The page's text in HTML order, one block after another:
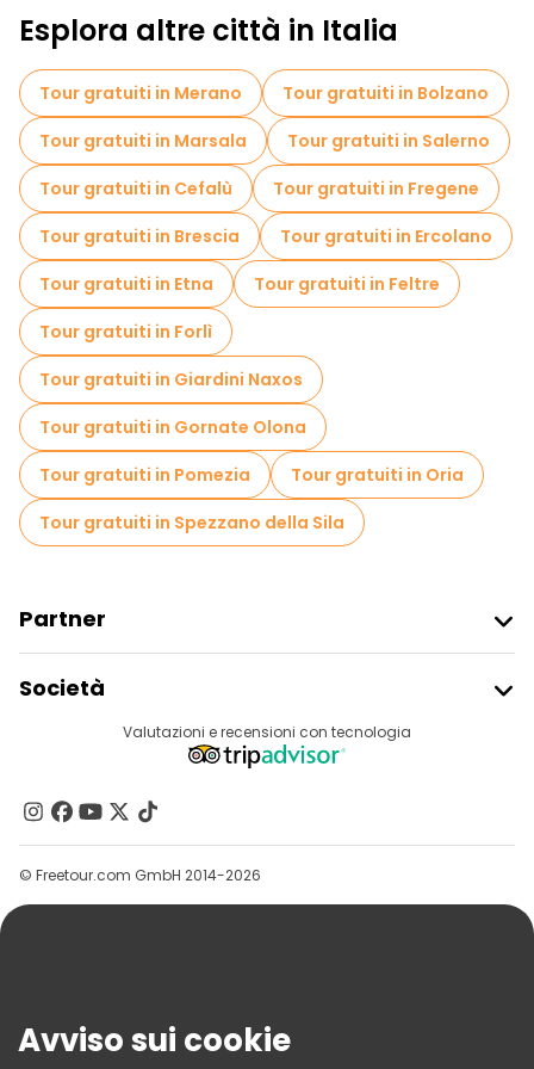
Esplora altre città in Italia
Tour gratuiti in Merano
Tour gratuiti in Bolzano
Tour gratuiti in Marsala
Tour gratuiti in Salerno
Tour gratuiti in Cefalù
Tour gratuiti in Fregene
Tour gratuiti in Brescia
Tour gratuiti in Ercolano
Tour gratuiti in Etna
Tour gratuiti in Feltre
Tour gratuiti in Forlì
Tour gratuiti in Giardini Naxos
Tour gratuiti in Gornate Olona
Tour gratuiti in Pomezia
Tour gratuiti in Oria
Tour gratuiti in Spezzano della Sila
Partner
Accesso Del Fornitore
Programma Di Affiliazione
Società
Destinazioni
Contattaci
Gruppi
Aiuto
Termini E Condizioni
Valutazioni e recensioni con tecnologia
© Freetour.com GmbH 2014-2026
Avviso sui cookie